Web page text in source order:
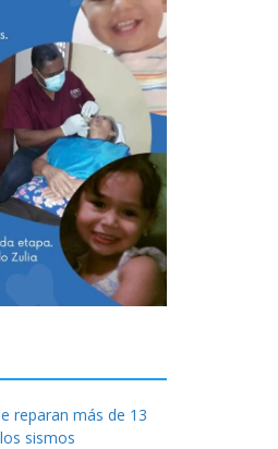
reparan más de 13
sismos